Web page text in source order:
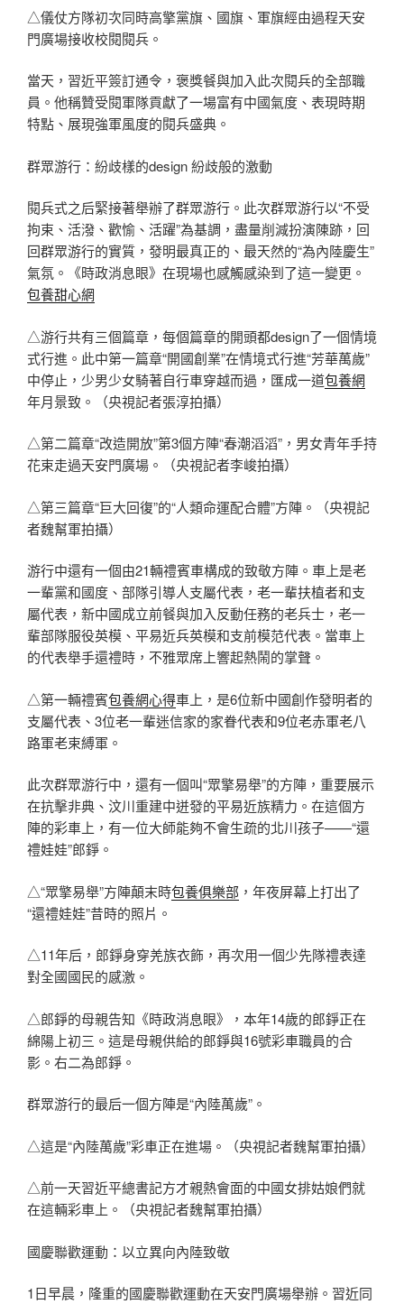
△儀仗方隊初次同時高擎黨旗、國旗、軍旗經由過程天安
門廣場接收校閱閱兵。
當天，習近平簽訂通令，褒獎餐與加入此次閱兵的全部職
員。他稱贊受閱軍隊貢獻了一場富有中國氣度、表現時期
特點、展現強軍風度的閱兵盛典。
群眾游行：紛歧樣的design 紛歧般的激動
閱兵式之后緊接著舉辦了群眾游行。此次群眾游行以“不受
拘束、活潑、歡愉、活躍”為基調，盡量削減扮演陳跡，回
回群眾游行的實質，發明最真正的、最天然的“為內陸慶生”
氣氛。《時政消息眼》在現場也感觸感染到了這一變更。
包養甜心網
△游行共有三個篇章，每個篇章的開頭都design了一個情境
式行進。此中第一篇章“開國創業”在情境式行進“芳華萬歲”
中停止，少男少女騎著自行車穿越而過，匯成一道包養網
年月景致。（央視記者張淳拍攝）
△第二篇章“改造開放”第3個方陣“春潮滔滔”，男女青年手持
花束走過天安門廣場。（央視記者李峻拍攝）
△第三篇章“巨大回復”的“人類命運配合體”方陣。（央視記
者魏幫軍拍攝）
游行中還有一個由21輛禮賓車構成的致敬方陣。車上是老
一輩黨和國度、部隊引導人支屬代表，老一輩扶植者和支
屬代表，新中國成立前餐與加入反動任務的老兵士，老一
輩部隊服役英模、平易近兵英模和支前模范代表。當車上
的代表舉手還禮時，不雅眾席上響起熱鬧的掌聲。
△第一輛禮賓包養網心得車上，是6位新中國創作發明者的
支屬代表、3位老一輩迷信家的家眷代表和9位老赤軍老八
路軍老束縛軍。
此次群眾游行中，還有一個叫“眾擎易舉”的方陣，重要展示
在抗擊非典、汶川重建中迸發的平易近族精力。在這個方
陣的彩車上，有一位大師能夠不會生疏的北川孩子——“還
禮娃娃”郎錚。
△“眾擎易舉”方陣顛末時包養俱樂部 ，年夜屏幕上打出了
“還禮娃娃”昔時的照片。
△11年后，郎錚身穿羌族衣飾，再次用一個少先隊禮表達
對全國國民的感激。
△郎錚的母親告知《時政消息眼》，本年14歲的郎錚正在
綿陽上初三。這是母親供給的郎錚與16號彩車職員的合
影。右二為郎錚。
群眾游行的最后一個方陣是“內陸萬歲”。
△這是“內陸萬歲”彩車正在進場。（央視記者魏幫軍拍攝）
△前一天習近平總書記方才親熱會面的中國女排姑娘們就
在這輛彩車上。（央視記者魏幫軍拍攝）
國慶聯歡運動：以立異向內陸致敬
1日早晨，隆重的國慶聯歡運動在天安門廣場舉辦。習近同